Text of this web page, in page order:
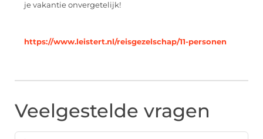
je vakantie onvergetelijk!
https://www.leistert.nl/reisgezelschap/11-personen
Veelgestelde vragen